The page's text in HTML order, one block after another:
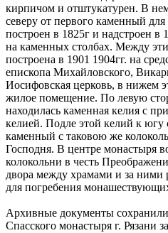
кирпичом и отштукатурен. В
северу от первого каменный
построен в 1825г и надстроен в
на каменных столбах. Между
построена в 1901 1904гг. на
епископа Михайловского,
Иосифовская церковь, в нижем
жилое помещение. По левую
находилась каменная келия с
келией. Подле этой келий к югу
каменный с таковою же
Господня. В центре монастыря
колокольни в честь
двора между храмами и за
для погребения
Архивные документы
Спасского монастыря г. Рязани